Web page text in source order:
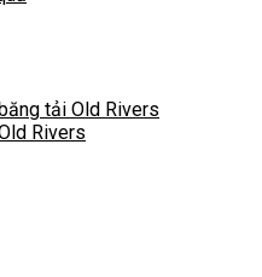
tải Old Rivers
Rivers